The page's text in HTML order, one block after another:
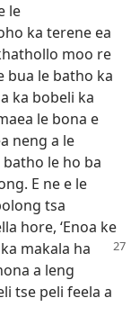
le
ka terene ea
moo re
bua le batho ka
ka bobeli ka
le bona e
neng a le
le ho ba
E ne e le
tsa
hore, ‘Enoa ke
ka makala ha
a leng
tse peli feela a